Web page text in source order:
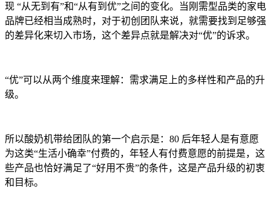
现 “从无到有”和“从有到优”之间的变化。当刚需型品类的家电
品牌已经相当成熟时，对于初创团队来说，就需要找到足够强
的差异化来切入市场，这个差异点就是解决对“优”的诉求。
“优”可以从两个维度来理解：需求满足上的多样性和产品的升
级。
所以酸奶机带给团队的第一个启示是：80 后年轻人是有意愿
为这类“生活小确幸”付费的，年轻人有付费意愿的前提是，这
些产品也恰好满足了“好用不贵”的条件，这是产品升级的初衷
和目标。